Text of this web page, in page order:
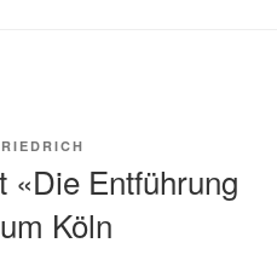
«Die Entführung
Köln